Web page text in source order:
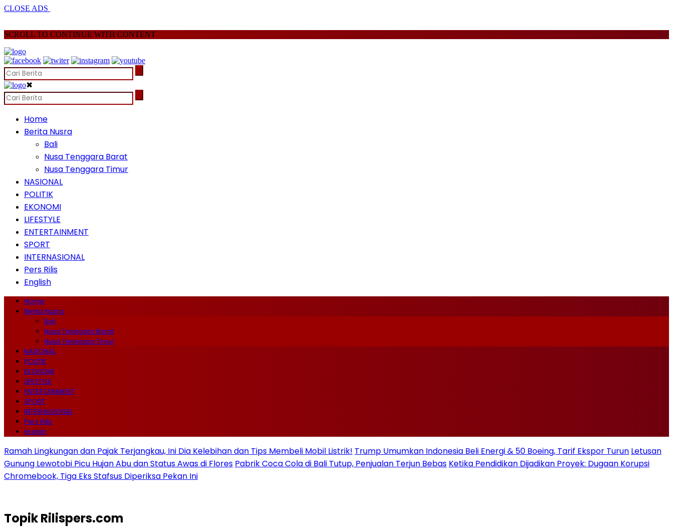
CLOSE ADS
SCROLL TO CONTINUE WITH CONTENT
✖
Home
Berita Nusra
Bali
Nusa Tenggara Barat
Nusa Tenggara Timur
NASIONAL
POLITIK
EKONOMI
LIFESTYLE
ENTERTAINMENT
SPORT
INTERNASIONAL
Pers Rilis
English
Home
Berita Nusra
Bali
Nusa Tenggara Barat
Nusa Tenggara Timur
NASIONAL
POLITIK
EKONOMI
LIFESTYLE
ENTERTAINMENT
SPORT
INTERNASIONAL
Pers Rilis
English
Ramah Lingkungan dan Pajak Terjangkau, Ini Dia Kelebihan dan Tips Membeli Mobil Listrik! Trump Umumkan Indonesia Beli Energi & 50 Boeing, Tarif Ekspor Turun Letusan
Gunung Lewotobi Picu Hujan Abu dan Status Awas di Flores Pabrik Coca Cola di Bali Tutup, Penjualan Terjun Bebas Ketika Pendidikan Dijadikan Proyek: Dugaan Korupsi
Chromebook, Tiga Eks Stafsus Diperiksa Pekan Ini
TopikRilispers.com